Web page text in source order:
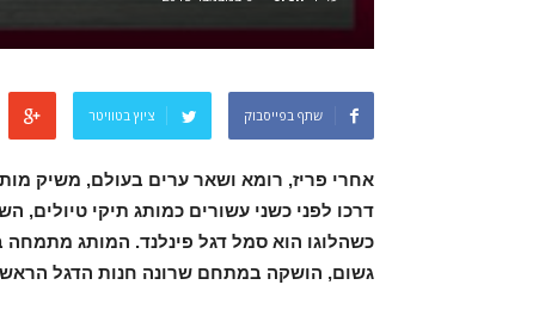
שתף בפייסבוק ציוץ בטוויטר
דרכו לפני כשני עשורים כמותג תיקי
כשהלוגו הוא סמל דגל פינלנד. המותג מתמחה
גשום, הושקה במתחם שרונה חנות הדגל